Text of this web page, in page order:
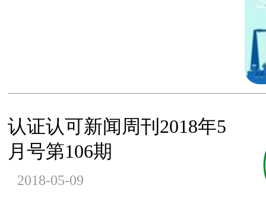
认证认可新闻周刊2018年5
月号第106期
2018-05-09